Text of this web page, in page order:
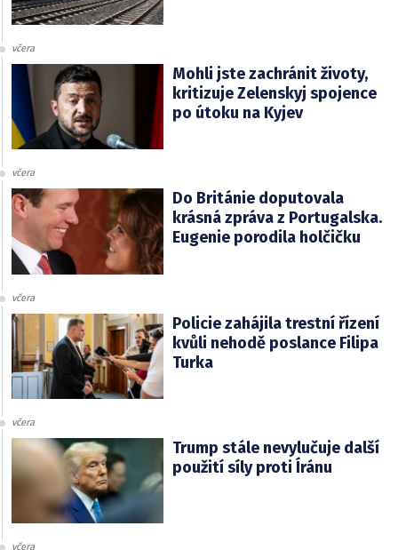
včera
Mohli jste zachránit životy,
kritizuje Zelenskyj spojence
po útoku na Kyjev
včera
Do Británie doputovala
krásná zpráva z Portugalska.
Eugenie porodila holčičku
včera
Policie zahájila trestní řízení
kvůli nehodě poslance Filipa
Turka
včera
Trump stále nevylučuje další
použití síly proti Íránu
včera